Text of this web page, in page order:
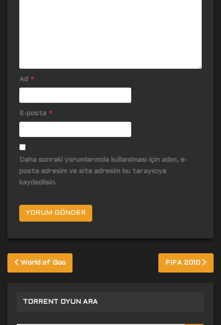
Ad *
E-posta *
Daha sonraki yorumlarımda kullanılması için adım, e-
posta adresim ve site adresim bu tarayıcıya
kaydedilsin.
Yazı
gezinmesi
World of Goo FIFA 2010
TORRENT OYUN ARA